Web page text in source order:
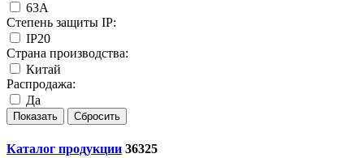
63А
Степень защиты IP:
IP20
Страна производства:
Китай
Распродажа:
Да
Каталог продукции 36325